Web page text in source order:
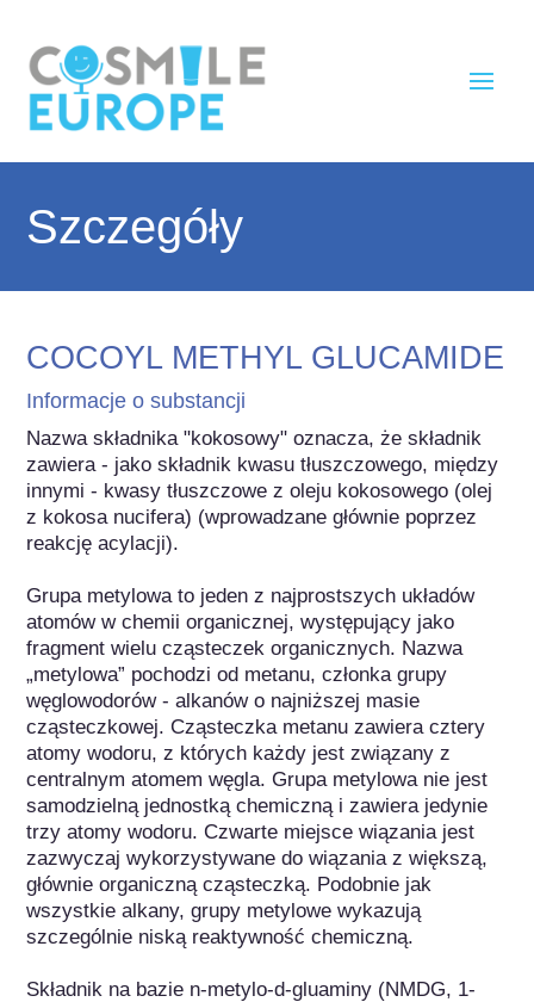
Szczegóły
COCOYL METHYL GLUCAMIDE
Informacje o substancji
Nazwa składnika "kokosowy" oznacza, że składnik
zawiera - jako składnik kwasu tłuszczowego, między
innymi - kwasy tłuszczowe z oleju kokosowego (olej
z kokosa nucifera) (wprowadzane głównie poprzez
reakcję acylacji).
Grupa metylowa to jeden z najprostszych układów
atomów w chemii organicznej, występujący jako
fragment wielu cząsteczek organicznych. Nazwa
„metylowa” pochodzi od metanu, członka grupy
węglowodorów - alkanów o najniższej masie
cząsteczkowej. Cząsteczka metanu zawiera cztery
atomy wodoru, z których każdy jest związany z
centralnym atomem węgla. Grupa metylowa nie jest
samodzielną jednostką chemiczną i zawiera jedynie
trzy atomy wodoru. Czwarte miejsce wiązania jest
zazwyczaj wykorzystywane do wiązania z większą,
głównie organiczną cząsteczką. Podobnie jak
wszystkie alkany, grupy metylowe wykazują
szczególnie niską reaktywność chemiczną.
Składnik na bazie n-metylo-d-gluaminy (NMDG, 1-